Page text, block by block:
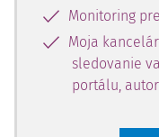
Monitoring
Moja
sledovanie
portálu,